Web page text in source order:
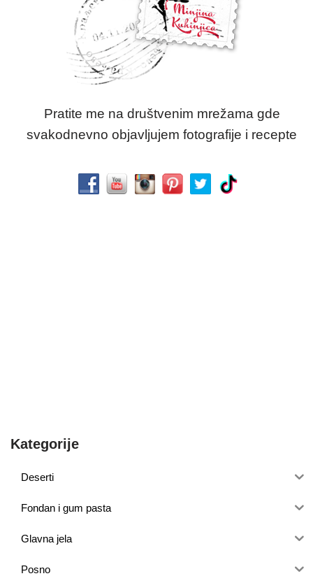
Pratite me na društvenim mrežama gde
svakodnevno objavljujem fotografije i recepte
Kategorije
Deserti
Fondan i gum pasta
Glavna jela
Posno